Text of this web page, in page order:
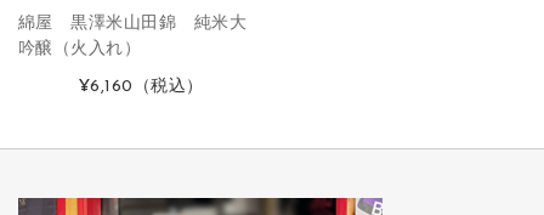
綿屋 黒澤米山田錦 純米大
吟醸（火入れ）
¥6,160 （税込）